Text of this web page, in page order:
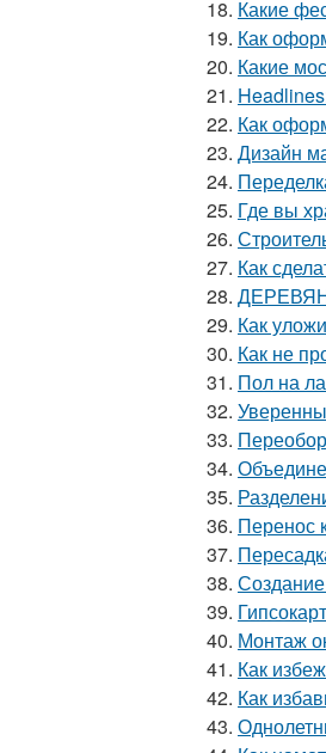
18. Какие
19. Как
20. Какие
21.
22. Как
23. Дизайн
24.
25. Где вы
26.
27. Как
28.
29. Как
30. Как не
31. Пол на
32.
33.
34.
35.
36. Перенос
37.
38.
39.
40. Монтаж
41. Как
42. Как
43.